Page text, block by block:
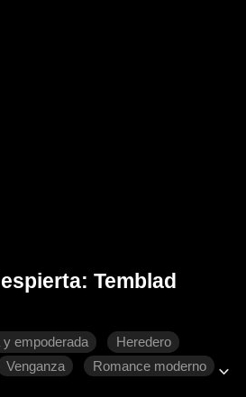
Temblad
y empoderada
Heredero
Venganza Romance moderno